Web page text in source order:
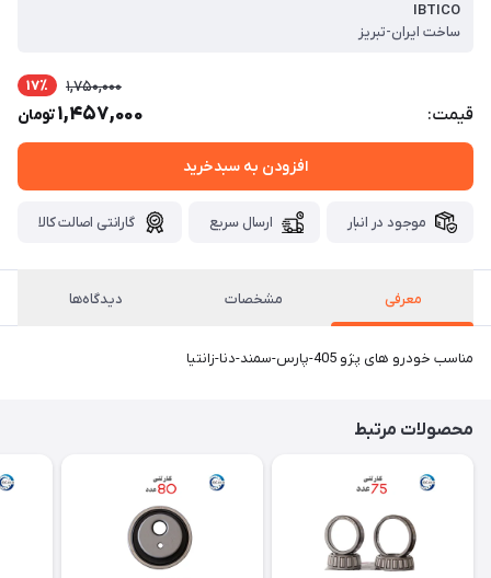
IBTICO
ساخت ایران-تبریز
قیمت:
1,750,000 17٪
1,457,000تومان
افزودن به سبدخرید
موجود در انبار ارسال سریع گارانتی اصالت کالا
معرفی مشخصات دیدگاه‌ها
مناسب خودرو های پژو 405-پارس-سمند-دنا-زانتیا
محصولات مرتبط